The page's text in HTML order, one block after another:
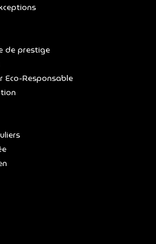
de prestige
Eco-Responsable